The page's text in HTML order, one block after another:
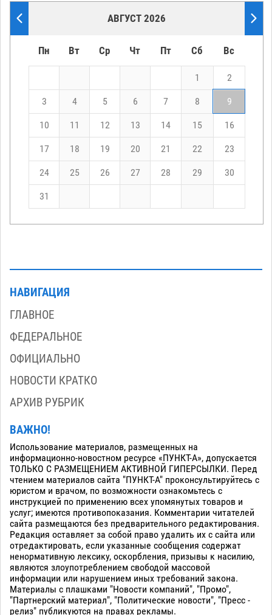
АВГУСТ 2026
Пн Вт Ср Чт Пт Сб Вс
1 2
3 4 5 6 7 8 9
10 11 12 13 14 15 16
17 18 19 20 21 22 23
24 25 26 27 28 29 30
31
НАВИГАЦИЯ
ГЛАВНОЕ
ФЕДЕРАЛЬНОЕ
ОФИЦИАЛЬНО
НОВОСТИ КРАТКО
АРХИВ РУБРИК
ВАЖНО!
Использование материалов, размещенных на
информационно-новостном ресурсе «ПУНКТ-А», допускается
ТОЛЬКО С РАЗМЕЩЕНИЕМ АКТИВНОЙ ГИПЕРСЫЛКИ. Перед
чтением материалов сайта "ПУНКТ-А" проконсультируйтесь с
юристом и врачом, по возможности ознакомьтесь с
инструкцией по применению всех упомянутых товаров и
услуг; имеются противопоказания. Комментарии читателей
сайта размещаются без предварительного редактирования.
Редакция оставляет за собой право удалить их с сайта или
отредактировать, если указанные сообщения содержат
ненормативную лексику, оскорбления, призывы к насилию,
являются злоупотреблением свободой массовой
информации или нарушением иных требований закона.
Материалы с плашками "Новости компаний", "Промо",
"Партнерский материал", "Политические новости", "Пресс -
релиз" публикуются на правах рекламы.